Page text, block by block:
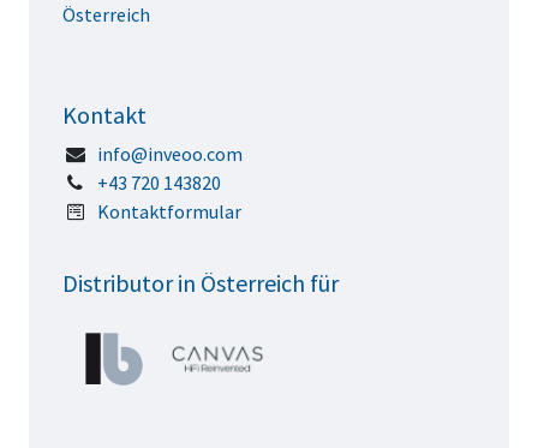
Distributor in Österreich für
Österreich
Kontakt
info@inveoo.com
+43 720 143820
Kontaktformular